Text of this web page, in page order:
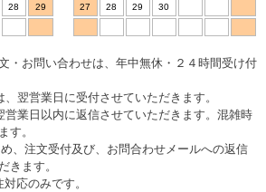
28
29
27
28 29 30
・お問い合わせは、年中無休・２４時間受け付
翌営業日に受付させていただきます。
営業日以内に返信させていただきます。混雑時
す。
、注文受付及び、お問合わせメールへの返信
きます。
対応のみです。